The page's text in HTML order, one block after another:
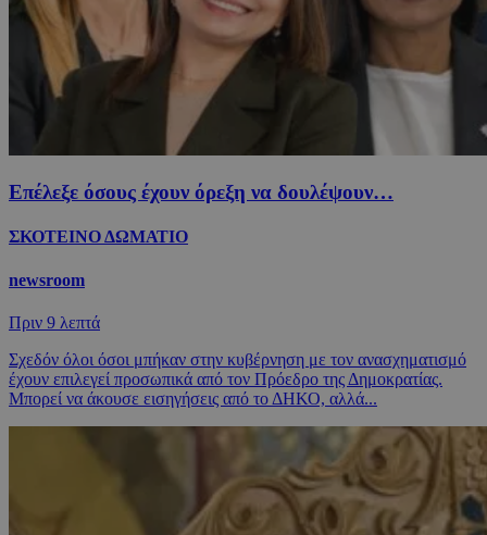
Επέλεξε όσους έχουν όρεξη να δουλέψουν…
ΣΚΟΤΕΙΝΟ ΔΩΜΑΤΙΟ
newsroom
Πριν 9 λεπτά
Σχεδόν όλοι όσοι μπήκαν στην κυβέρνηση με τον ανασχηματισμό
έχουν επιλεγεί προσωπικά από τον Πρόεδρο της Δημοκρατίας.
Μπορεί να άκουσε εισηγήσεις από το ΔΗΚΟ, αλλά...